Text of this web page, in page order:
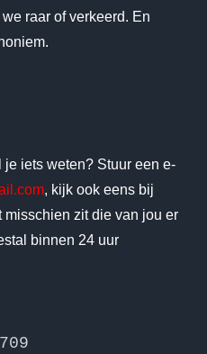
raar of verkeerd. En
iets weten? Stuur een e-
, kijk ook eens bij
zit die van jou er
binnen 24 uur